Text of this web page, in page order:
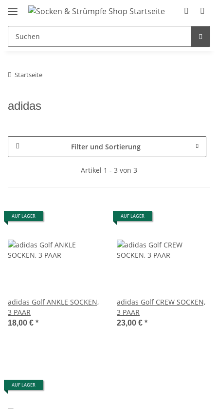
Startseite
adidas
Filter und Sortierung
Artikel 1 - 3 von 3
AUF LAGER
adidas Golf ANKLE SOCKEN,
3 PAAR
18,00 € *
AUF LAGER
adidas Golf CREW SOCKEN,
3 PAAR
23,00 € *
AUF LAGER